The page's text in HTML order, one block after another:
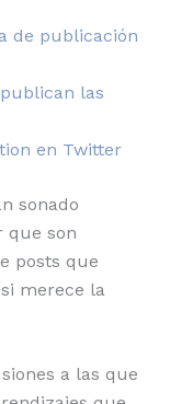
de publicación
las
en Twitter
sonado
que son
posts que
merece la
a las que